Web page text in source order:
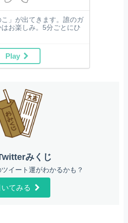
」が出てきます。誰のガ
お楽しみ。5分ごとにひ
Play
みくじ
イート運がわかるかも？
いてみる